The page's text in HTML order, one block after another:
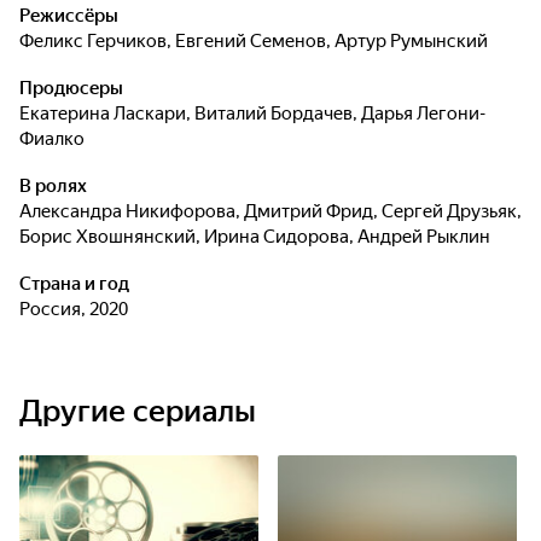
Яков Штольман расследовать серию загадочных
преступлений. Обладая тонким умом, наблюдательностью
фактам. Погоня за таинственным душегубом, держащим в
страхе маленький городок, переплетает судьбы столь
непохожих друг на друга главных героев. Так или иначе,
приоткрывать завесу будущего притягивает
амбициозного столичного следователя к
провинциальной девушке.
Режиссёры
Феликс Герчиков, Евгений Семенов, Артур Румынский
Продюсеры
Екатерина Ласкари, Виталий Бордачев, Дарья Легони-
Фиалко
В ролях
Александра Никифорова, Дмитрий Фрид, Сергей Друзьяк,
Борис Хвошнянский, Ирина Сидорова, Андрей Рыклин
Страна и год
Россия, 2020
Другие сериалы